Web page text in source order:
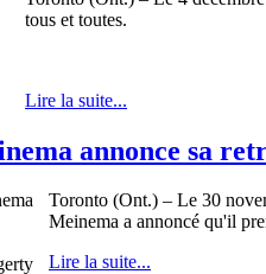
tous et toutes.
Lire la suite...
annonce sa
Toronto (Ont.) – Le 30
Meinema a annoncé qu'il
Lire la suite...